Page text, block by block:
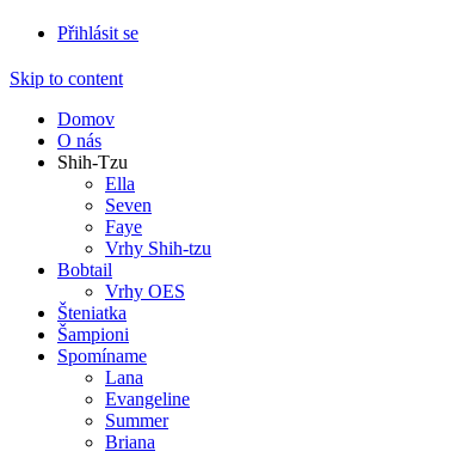
Přihlásit se
Skip to content
Domov
O nás
Shih-Tzu
Ella
Seven
Faye
Vrhy Shih-tzu
Bobtail
Vrhy OES
Šteniatka
Šampioni
Spomíname
Lana
Evangeline
Summer
Briana